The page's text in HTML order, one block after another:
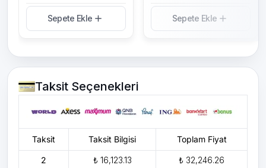
Sepete Ekle Sepete Ekle
Taksit Seçenekleri
Taksit Taksit Bilgisi Toplam Fiyat
2 ₺ 16,123.13
₺ 32,246.26